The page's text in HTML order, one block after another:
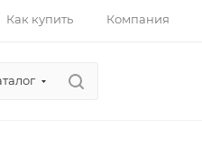
Как купить Компания